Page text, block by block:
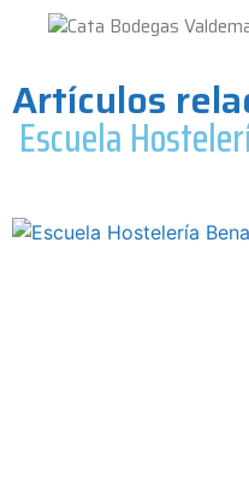
Artículos
Escuela